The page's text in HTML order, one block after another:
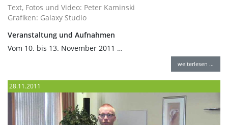
Text, Fotos und Video: Peter Kaminski
Grafiken: Galaxy Studio
Veranstaltung und Aufnahmen
Vom 10. bis 13. November 2011 …
weiterlesen …
28.11.2011